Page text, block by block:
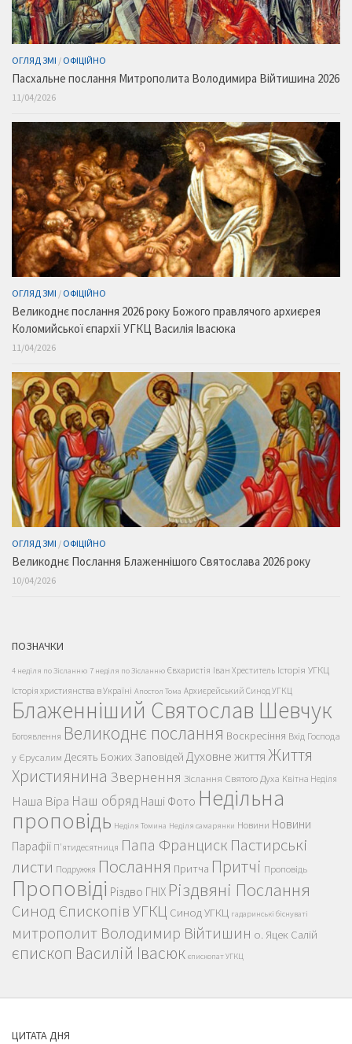
ОГЛЯД ЗМІ / ОФІЦІЙНО
Пасхальне послання Митрополита Володимира Війтишина 2026
11/04/2026
ОГЛЯД ЗМІ / ОФІЦІЙНО
Великоднє послання 2026 року Божого правлячого архиєрея
Коломийської єпархії УГКЦ Василія Івасюка
11/04/2026
ОГЛЯД ЗМІ / ОФІЦІЙНО
Великоднє Послання Блаженнішого Святослава 2026 року
10/04/2026
ПОЗНАЧКИ
4 неділя по Зісланню 7 неділя по Зісланню Євхаристія Іван Хреститель Історія УГКЦ
Історія християнства в Україні Апостол Тома Архиєрейський Синод УГКЦ
Блаженніший Святослав Шевчук
Богоявлення Великоднє послання Воскресіння Вхід Господа
у Єрусалим Десять Божих Заповідей Духовне життяЖиття
Християнина Звернення Зіслання Святого Духа Квітна Неділя
Наша Віра Наш обряд Наші Фото Недільна
проповідь Неділя Томина Неділя самарянки Новини Новини
Парафії П'ятидесятниця Папа Франциск Пастирські
листи Подружжя Послання Притча Притчі Проповідь
Проповіді Різдво ГНІХ Різдвяні Послання
Синод Єпископів УГКЦ Синод УГКЦ гадаринські біснуваті
митрополит Володимир Війтишин о. Яцек Салій
єпископ Василій Івасюк єпископат УГКЦ
ЦИТАТА ДНЯ